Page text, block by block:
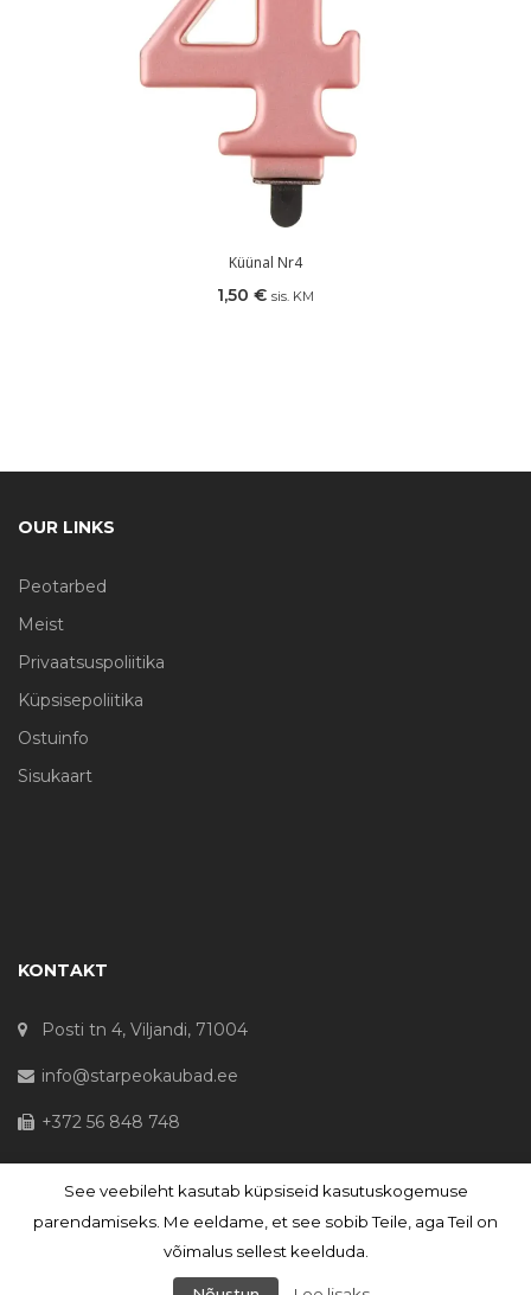
Küünal Nr4
1,50 € sis. KM
OUR LINKS
Peotarbed
Meist
Privaatsuspoliitika
Küpsisepoliitika
Ostuinfo
Sisukaart
KONTAKT
Posti tn 4, Viljandi, 71004
info@starpeokaubad.ee
+372 56 848 748
© Haljaste OÜ 2020 - Registrikood 10645867
See veebileht kasutab küpsiseid kasutuskogemuse
parendamiseks. Me eeldame, et see sobib Teile, aga Teil on
võimalus sellest keelduda.